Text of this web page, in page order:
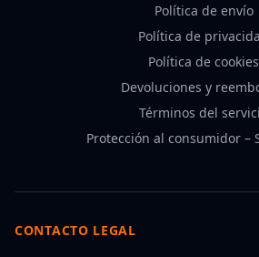
Política de envío
Política de
Política de cookies
Devoluciones y
Términos del
Protección al consumidor –
CONTACTO LEGAL